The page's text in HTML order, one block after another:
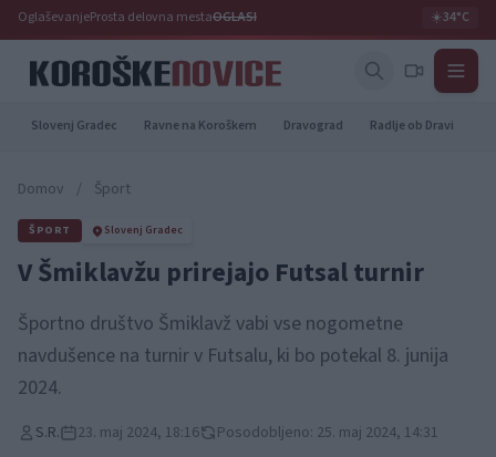
OglaševanjeProsta delovna mestaOGLASI ☀️34°C
Slovenj Gradec Ravne na Koroškem Dravograd Radlje ob Dravi
Domov / Šport
ŠPORT Slovenj Gradec
V Šmiklavžu prirejajo Futsal turnir
Športno društvo Šmiklavž vabi vse nogometne
navdušence na turnir v Futsalu, ki bo potekal 8. junija
2024.
S.R. 23. maj 2024, 18:16 Posodobljeno: 25. maj 2024, 14:31